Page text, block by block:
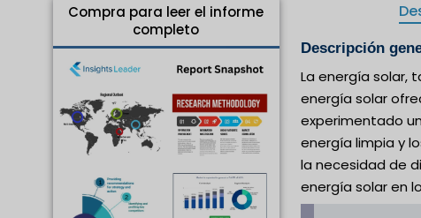
Compra para leer el informe
completo
Descripción
La energía solar,
energía solar
experimentado
energía limpia y
la necesidad de
energía solar en